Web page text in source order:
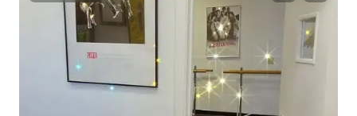
quelques pas de Beale Street, The Orpheum, Autozone Park,
FedEx Forum, et de nombreux restaurants. Le tramway permet